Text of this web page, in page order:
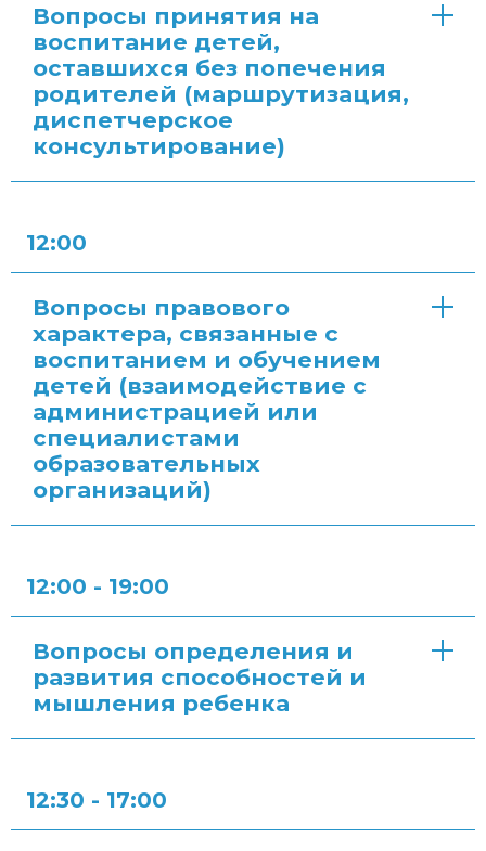
Вопросы принятия на
воспитание детей,
оставшихся без попечения
родителей (маршрутизация,
диспетчерское
консультирование)
12:00
Вопросы правового
характера, связанные с
воспитанием и обучением
детей (взаимодействие с
администрацией или
специалистами
образовательных
организаций)
12:00 - 19:00
Вопросы определения и
развития способностей и
мышления ребенка
12:30 - 17:00